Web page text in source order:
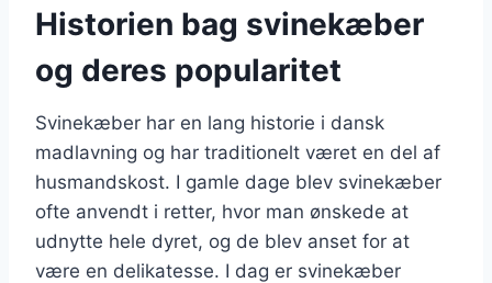
Historien bag svinekæber
og deres popularitet
Svinekæber har en lang historie i dansk
madlavning og har traditionelt været en del af
husmandskost. I gamle dage blev svinekæber
ofte anvendt i retter, hvor man ønskede at
udnytte hele dyret, og de blev anset for at
være en delikatesse. I dag er svinekæber